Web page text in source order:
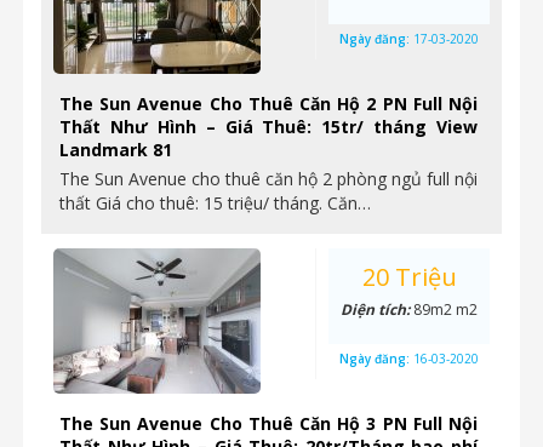
The Sun Avenue Cho Thuê Căn Hộ 2 PN Full Nội
Thất Như Hình – Giá Thuê: 15tr/ tháng View
Landmark 81
The Sun Avenue cho thuê căn hộ 2 phòng ngủ full nội
thất Giá cho thuê: 15 triệu/ tháng. Căn…
Ngày đăng: 17-03-2020
The Sun Avenue Cho Thuê Căn Hộ 3 PN Full Nội
20 Triệu
Diện tích:89m2 m2
Ngày đăng: 16-03-2020